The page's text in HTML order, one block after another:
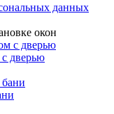
данных
окон
дверью